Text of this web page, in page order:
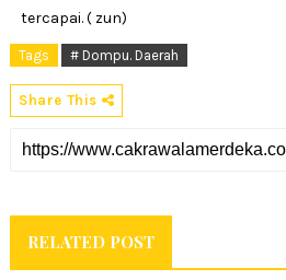
tercapai. ( zun)
Tags # Dompu. Daerah
Share This
RELATED POST